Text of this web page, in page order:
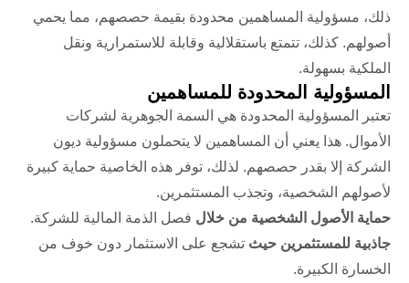
ذلك، مسؤولية المساهمين محدودة بقيمة حصصهم، مما يحمي
أصولهم. كذلك، تتمتع باستقلالية وقابلة للاستمرارية ونقل
الملكية بسهولة.
المسؤولية المحدودة للمساهمين
تعتبر المسؤولية المحدودة هي السمة الجوهرية لشركات
الأموال. هذا يعني أن المساهمين لا يتحملون مسؤولية ديون
الشركة إلا بقدر حصصهم. لذلك، توفر هذه الخاصية حماية كبيرة
لأصولهم الشخصية، وتجذب المستثمرين.
حماية الأصول الشخصية من خلال فصل الذمة المالية للشركة.
جاذبية للمستثمرين حيث تشجع على الاستثمار دون خوف من
الخسارة الكبيرة.